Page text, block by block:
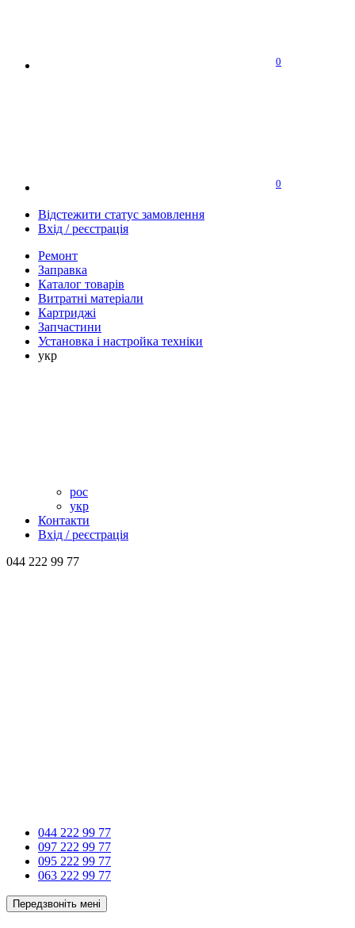
0
0
Відстежити статус замовлення
Вхід / реєстрація
Ремонт
Заправка
Каталог товарів
Витратні матеріали
Картриджі
Запчастини
Установка і настройка техніки
укр
рос
укр
Контакти
Вхід / реєстрація
044 222 99 77
044 222 99 77
097 222 99 77
095 222 99 77
063 222 99 77
Передзвоніть мені